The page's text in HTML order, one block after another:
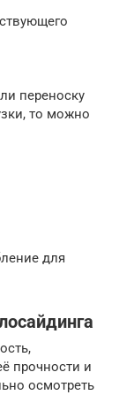
переноску
то можно
для
прочности и
осмотреть